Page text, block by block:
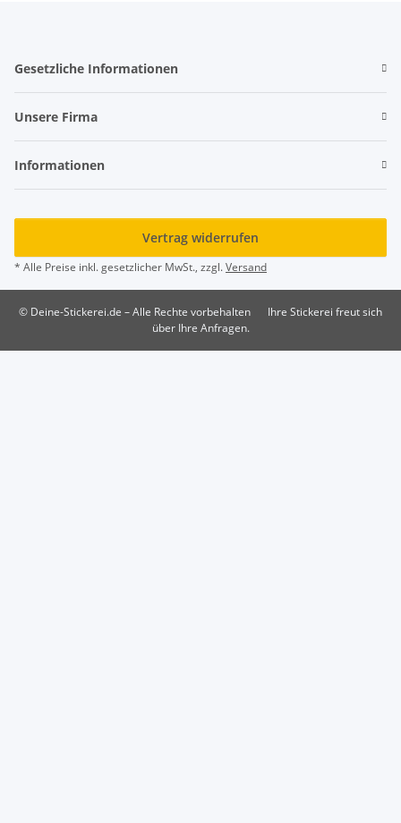
Gesetzliche Informationen
Unsere Firma
Informationen
Vertrag widerrufen
* Alle Preise inkl. gesetzlicher MwSt., zzgl.Versand
© Deine-Stickerei.de – Alle Rechte vorbehalten
Ihre Stickerei freut sich
über Ihre Anfragen.